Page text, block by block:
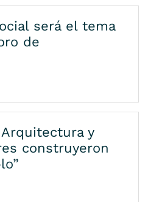
será el tema
de
y
construyeron